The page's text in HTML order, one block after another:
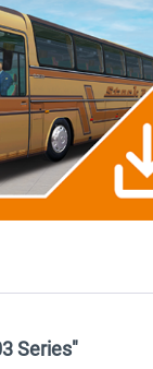
Series"